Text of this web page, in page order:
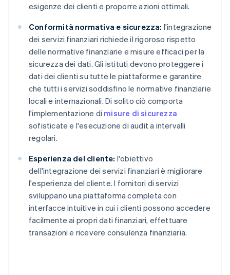
esigenze dei clienti e proporre azioni ottimali.
Conformità normativa e sicurezza: l'integrazione
dei servizi finanziari richiede il rigoroso rispetto
delle normative finanziarie e misure efficaci per la
sicurezza dei dati. Gli istituti devono proteggere i
dati dei clienti su tutte le piattaforme e garantire
che tutti i servizi soddisfino le normative finanziarie
locali e internazionali. Di solito ciò comporta
l'implementazione di misure di sicurezza
sofisticate e l'esecuzione di audit a intervalli
regolari.
Esperienza del cliente: l'obiettivo
dell'integrazione dei servizi finanziari è migliorare
l'esperienza del cliente. I fornitori di servizi
sviluppano una piattaforma completa con
interfacce intuitive in cui i clienti possono accedere
facilmente ai propri dati finanziari, effettuare
transazioni e ricevere consulenza finanziaria.